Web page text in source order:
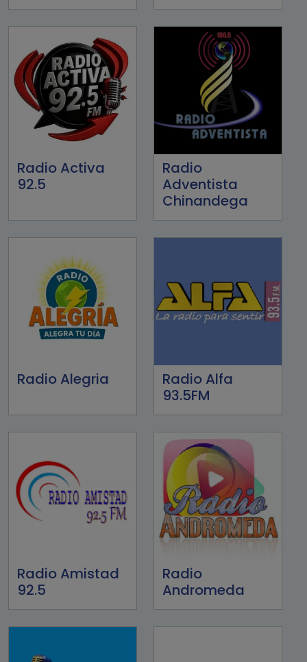
Radio Activa
92.5
Radio
Adventista
Chinandega
Radio Alegria
Radio Alfa
93.5FM
Radio Amistad
92.5
Radio
Andromeda